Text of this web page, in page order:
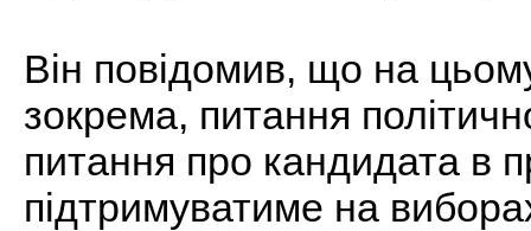
Він повідомив, що на
зокрема, питання
питання про кандидата в
підтримуватиме на